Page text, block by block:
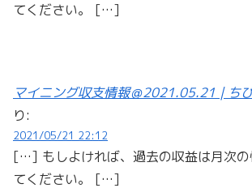
てください。 […]
マイニング収支情報＠2021.05.21 | ち
り:
2021/05/21 22:12
[…] もしよければ、過去の収益は月次の
てください。 […]